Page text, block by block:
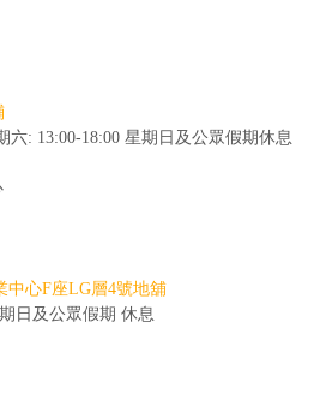
六: 13:00-18:00 星期日及公眾假期休息
中心F座LG層4號地舖
日及公眾假期 休息